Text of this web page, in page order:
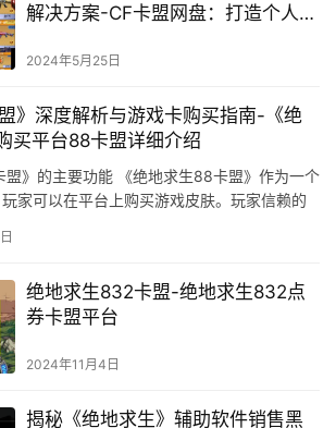
解决方案-CF卡盟网盘：打造个人与
2024年5月25日
》深度解析与游戏卡购买指南-《绝
买平台88卡盟详细介绍
盟》的主要功能 《绝地求生88卡盟》作为一个
家可以在平台上购买游戏皮肤。玩家信赖的
绝地求生832卡盟-绝地求生832点
券卡盟平台
2024年11月4日
揭秘《绝地求生》辅助软件销售黑